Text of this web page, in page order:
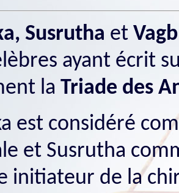
Susrutha et
ayant écrit
la Triade des
est considéré
et Susrutha
initiateur de la